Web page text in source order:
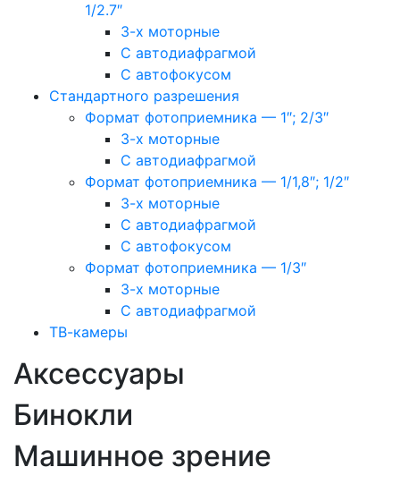
1/2.7″
3-х моторные
С автодиафрагмой
С автофокусом
Стандартного разрешения
Формат фотоприемника — 1″; 2/3″
3-х моторные
С автодиафрагмой
Формат фотоприемника — 1/1,8″; 1/2″
3-х моторные
С автодиафрагмой
С автофокусом
Формат фотоприемника — 1/3″
3-х моторные
С автодиафрагмой
ТВ-камеры
Аксессуары
Бинокли
Машинное зрение